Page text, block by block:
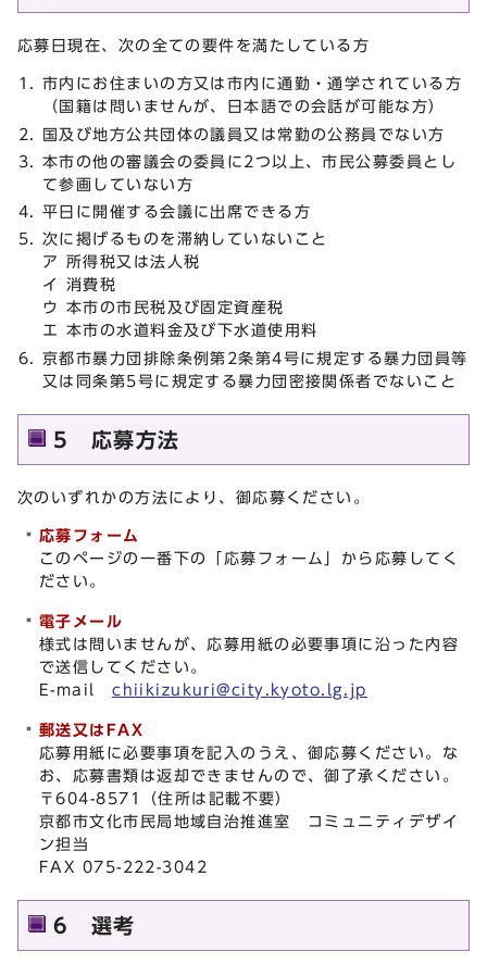
応募日現在、次の全ての要件を満たしている方
市内にお住まいの方又は市内に通勤・通学されている方
（国籍は問いませんが、日本語での会話が可能な方）
国及び地方公共団体の議員又は常勤の公務員でない方
本市の他の審議会の委員に2つ以上、市民公募委員とし
て参画していない方
平日に開催する会議に出席できる方
次に掲げるものを滞納していないこと
ア 所得税又は法人税
イ 消費税
ウ 本市の市民税及び固定資産税
エ 本市の水道料金及び下水道使用料
京都市暴力団排除条例第2条第4号に規定する暴力団員等
又は同条第5号に規定する暴力団密接関係者でないこと
5 応募方法
次のいずれかの方法により、御応募ください。
応募フォーム
このページの一番下の「応募フォーム」から応募してく
ださい。
電子メール
様式は問いませんが、応募用紙の必要事項に沿った内容
で送信してください。
E-mailchiikizukuri@city.kyoto.lg.jp
郵送又はFAX
応募用紙に必要事項を記入のうえ、御応募ください。な
お、応募書類は返却できませんので、御了承ください。
〒604-8571（住所は記載不要）
京都市文化市民局地域自治推進室 コミュニティデザイ
ン担当
FAX 075-222-3042
6 選考